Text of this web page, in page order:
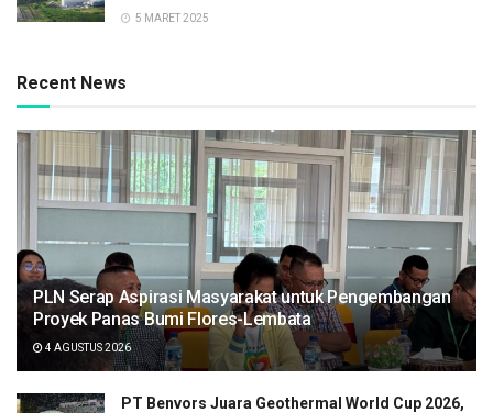
5 MARET 2025
Recent News
PLN Serap Aspirasi Masyarakat untuk Pengembangan
Proyek Panas Bumi Flores-Lembata
4 AGUSTUS 2026
PT Benvors Juara Geothermal World Cup 2026,